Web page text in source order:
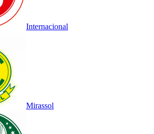
Internacional
Mirassol